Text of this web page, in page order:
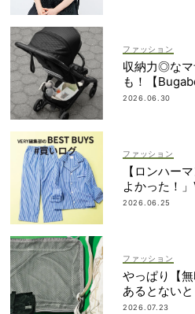
ファッション
収納力◎なマ
も！【
2026.06.30
ファッション
【ロンハー
よかった！
2026.06.25
ファッション
やっぱり【
あるとない
上げアイテム
2026.07.23